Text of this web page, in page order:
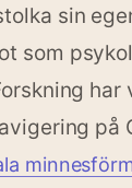
sin
som
på